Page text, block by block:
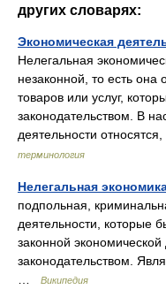
других словарях:
Экономическая
Нелегальная
незаконной, то есть она
товаров или услуг,
законодательством. В
деятельности
терминология
Нелегальная
подпольная,
деятельности, которые
законной
законодательством.
Википедия